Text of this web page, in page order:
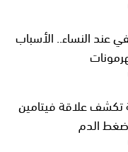
عند النساء.. الأسباب
تكشف علاقة فيتامين
الدم